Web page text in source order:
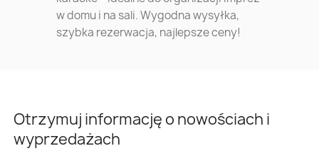
w domu i na sali. Wygodna wysyłka,
szybka rezerwacja, najlepsze ceny!
Otrzymuj informację o nowościach i
wyprzedażach